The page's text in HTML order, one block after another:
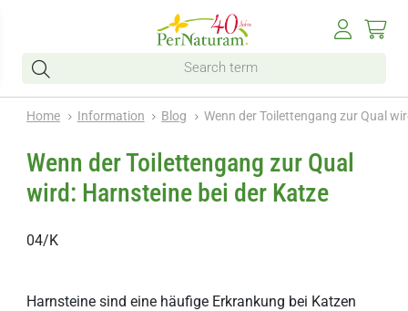
Home Information Blog Wenn der Toilettengang zur Qual
Wenn der Toilettengang zur Qual
wird: Harnsteine bei der Katze
04/K
Harnsteine sind eine häufige Erkrankung bei Katzen